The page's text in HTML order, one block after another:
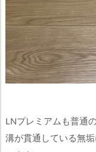
LNプレミアムも普通
溝が貫通している無